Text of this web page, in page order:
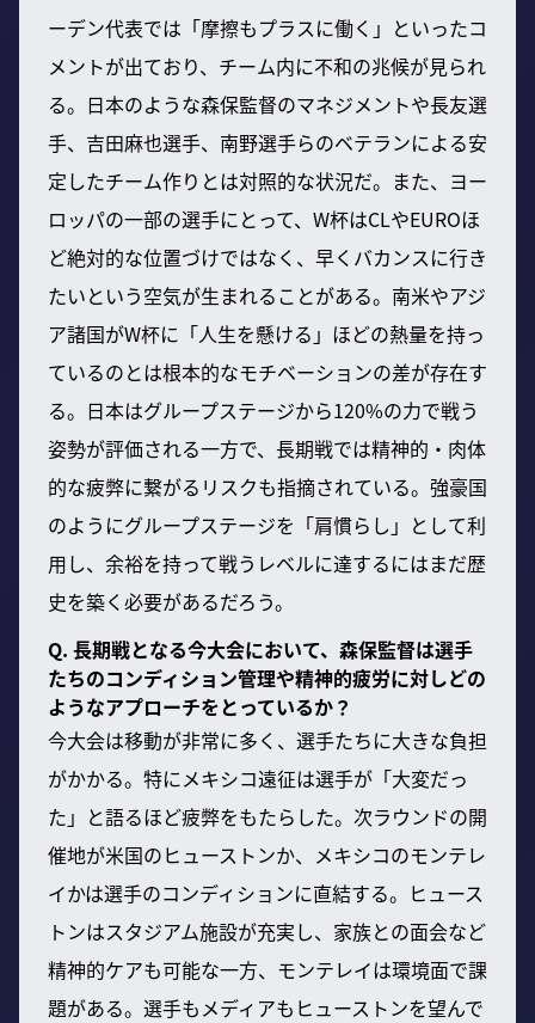
ーデン代表では「摩擦もプラスに働く」といったコ
メントが出ており、チーム内に不和の兆候が見られ
る。日本のような森保監督のマネジメントや長友選
手、吉田麻也選手、南野選手らのベテランによる安
定したチーム作りとは対照的な状況だ。また、ヨー
ロッパの一部の選手にとって、W杯はCLやEUROほ
ど絶対的な位置づけではなく、早くバカンスに行き
たいという空気が生まれることがある。南米やアジ
ア諸国がW杯に「人生を懸ける」ほどの熱量を持っ
ているのとは根本的なモチベーションの差が存在す
る。日本はグループステージから120%の力で戦う
姿勢が評価される一方で、長期戦では精神的・肉体
的な疲弊に繋がるリスクも指摘されている。強豪国
のようにグループステージを「肩慣らし」として利
用し、余裕を持って戦うレベルに達するにはまだ歴
史を築く必要があるだろう。
Q. 長期戦となる今大会において、森保監督は選手
たちのコンディション管理や精神的疲労に対しどの
ようなアプローチをとっているか？
今大会は移動が非常に多く、選手たちに大きな負担
がかかる。特にメキシコ遠征は選手が「大変だっ
た」と語るほど疲弊をもたらした。次ラウンドの開
催地が米国のヒューストンか、メキシコのモンテレ
イかは選手のコンディションに直結する。ヒュース
トンはスタジアム施設が充実し、家族との面会など
精神的ケアも可能な一方、モンテレイは環境面で課
題がある。選手もメディアもヒューストンを望んで